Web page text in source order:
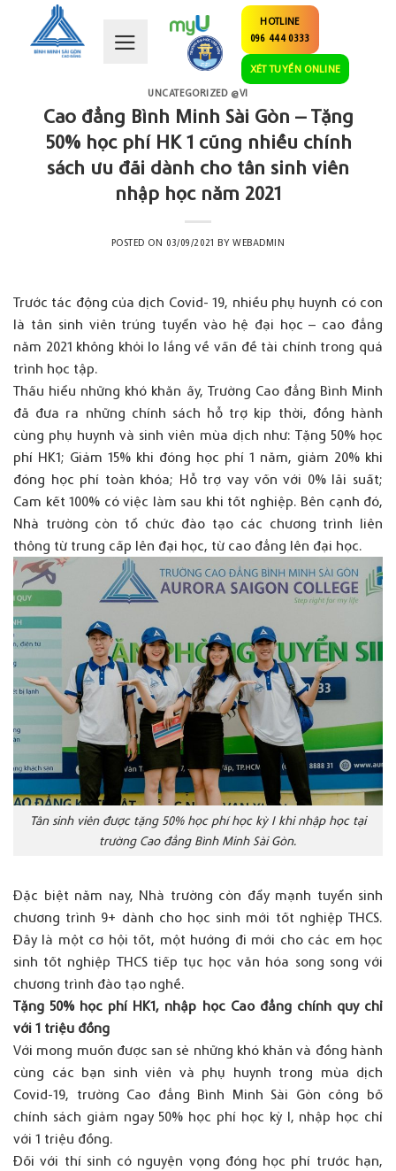
content
HOTLINE
096 444 0333
XÉT TUYỂN ONLINE
UNCATEGORIZED @VI
Cao đẳng Bình Minh Sài Gòn – Tặng
50% học phí HK 1 cũng nhiều chính
sách ưu đãi dành cho tân sinh viên
nhập học năm 2021
POSTED ON 03/09/2021 BY WEBADMIN
Trước tác động của dịch Covid- 19, nhiều phụ huynh có con
là tân sinh viên trúng tuyển vào hệ đại học – cao đẳng
năm 2021 không khỏi lo lắng về vấn đề tài chính trong quá
trình học tập.
Thấu hiểu những khó khăn ấy, Trường Cao đẳng Bình Minh
đã đưa ra những chính sách hỗ trợ kịp thời, đồng hành
cùng phụ huynh và sinh viên mùa dịch như: Tặng 50% học
phí HK1; Giảm 15% khi đóng học phí 1 năm, giảm 20% khi
đóng học phí toàn khóa; Hỗ trợ vay vốn với 0% lãi suất;
Cam kết 100% có việc làm sau khi tốt nghiệp. Bên cạnh đó,
Nhà trường còn tổ chức đào tạo các chương trình liên
thông từ trung cấp lên đại học, từ cao đẳng lên đại học.
Tân sinh viên được tặng 50% học phí học kỳ I khi nhập học tại
trường Cao đẳng Bình Minh Sài Gòn.
Đặc biệt năm nay, Nhà trường còn đẩy mạnh tuyển sinh
chương trình 9+ dành cho học sinh mới tốt nghiệp THCS.
Đây là một cơ hội tốt, một hướng đi mới cho các em học
sinh tốt nghiệp THCS tiếp tục học văn hóa song song với
chương trình đào tạo nghề.
Tặng 50% học phí HK1, nhập học Cao đẳng chính quy chỉ
với 1 triệu đồng
Với mong muốn được san sẻ những khó khăn và đồng hành
cùng các bạn sinh viên và phụ huynh trong mùa dịch
Covid-19, trường Cao đẳng Bình Minh Sài Gòn công bố
chính sách giảm ngay 50% học phí học kỳ I, nhập học chỉ
với 1 triệu đồng.
Đối với thí sinh có nguyện vọng đóng học phí trước hạn,